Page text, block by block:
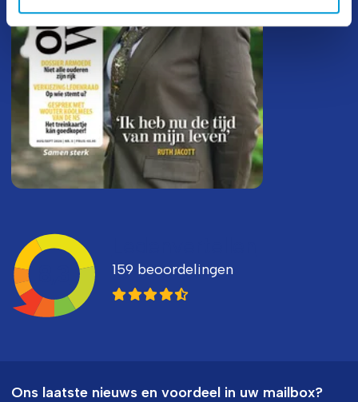
159 beoordelingen
Ons laatste nieuws en voordeel in uw mailbox?